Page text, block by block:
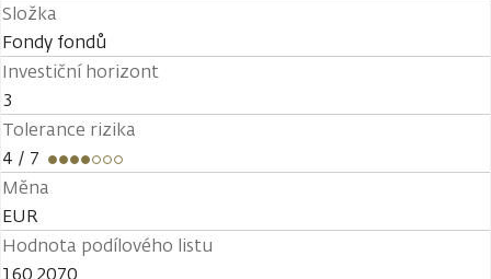
Složka
Fondy fondů
Investiční horizont
3
Tolerance rizika
4 / 7
Měna
EUR
Hodnota podílového listu
160,2070